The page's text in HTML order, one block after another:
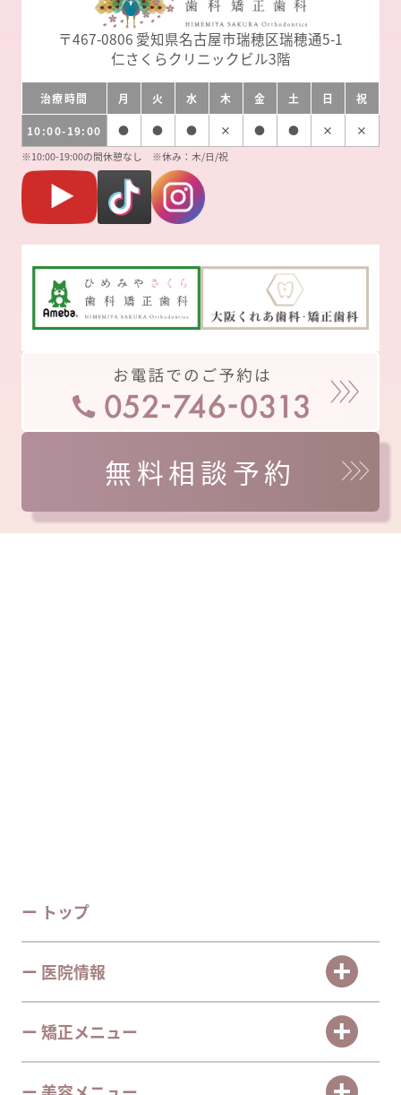
〒467-0806 愛知県名古屋市瑞穂区瑞穂通5-1
仁さくらクリニックビル3階
治療時間 月 火 水 木 金 土 日 祝
10:00-19:00 ● ● ● × ● ● × ×
※10:00-19:00の間休憩なし ※休み：木/日/祝
無料相談予約
ー トップ
ー 医院情報
ー 矯正メニュー